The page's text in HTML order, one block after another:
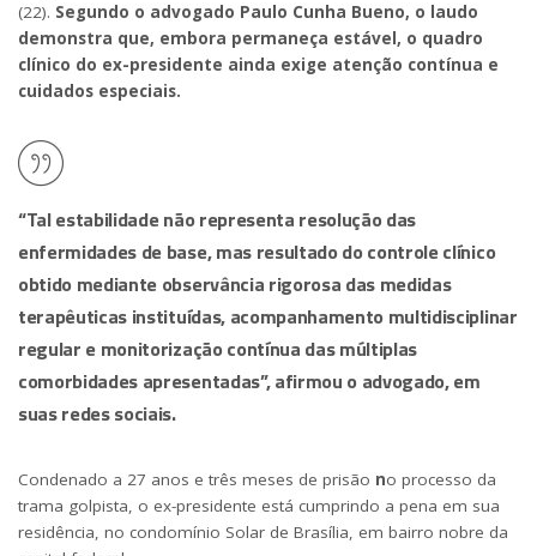
(22). Segundo o advogado Paulo Cunha Bueno, o laudo
demonstra que, embora permaneça estável, o quadro
clínico do ex-presidente ainda exige atenção contínua e
cuidados especiais.
“Tal estabilidade não representa resolução das
enfermidades de base, mas resultado do controle clínico
obtido mediante observância rigorosa das medidas
terapêuticas instituídas, acompanhamento multidisciplinar
regular e monitorização contínua das múltiplas
comorbidades apresentadas”, afirmou o advogado, em
suas redes sociais.
Condenado a 27 anos e três meses de prisão no processo da
trama golpista, o ex-presidente está cumprindo a pena em sua
residência, no condomínio Solar de Brasília, em bairro nobre da